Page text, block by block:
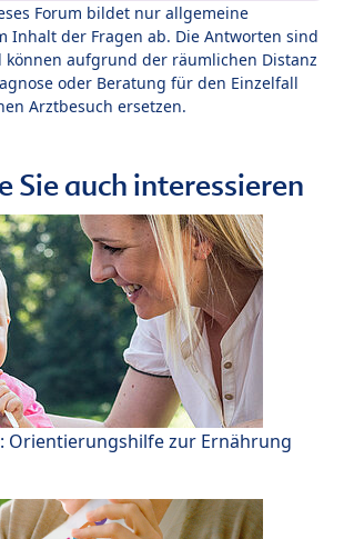
Forum bildet nur allgemeine
Inhalt der Fragen ab. Die Antworten sind
aufgrund der räumlichen Distanz
oder Beratung für den Einzelfall
Arztbesuch ersetzen.
Sie auch interessieren
Orientierungshilfe zur Ernährung